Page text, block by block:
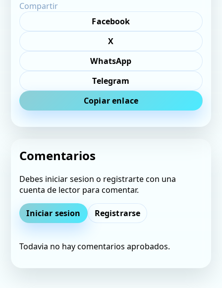
Compartir
Facebook
X
WhatsApp
Telegram
Copiar enlace
Comentarios
Debes iniciar sesion o registrarte con una
cuenta de lector para comentar.
Iniciar sesion Registrarse
Todavia no hay comentarios aprobados.